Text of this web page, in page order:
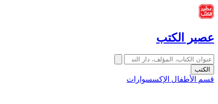
عصير الكتب
الكتب
قسم الأطفال الإكسسوارات